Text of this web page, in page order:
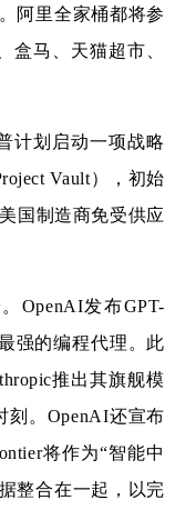
阿里全家桶都将参
盒马、天猫超市、
计划启动一项战略
Vault），初始
国制造商免受供应
OpenAI发布GPT-
强的编程代理。此
推出其旗舰模
刻。OpenAI还宣布
将作为“智能中
整合在一起，以完